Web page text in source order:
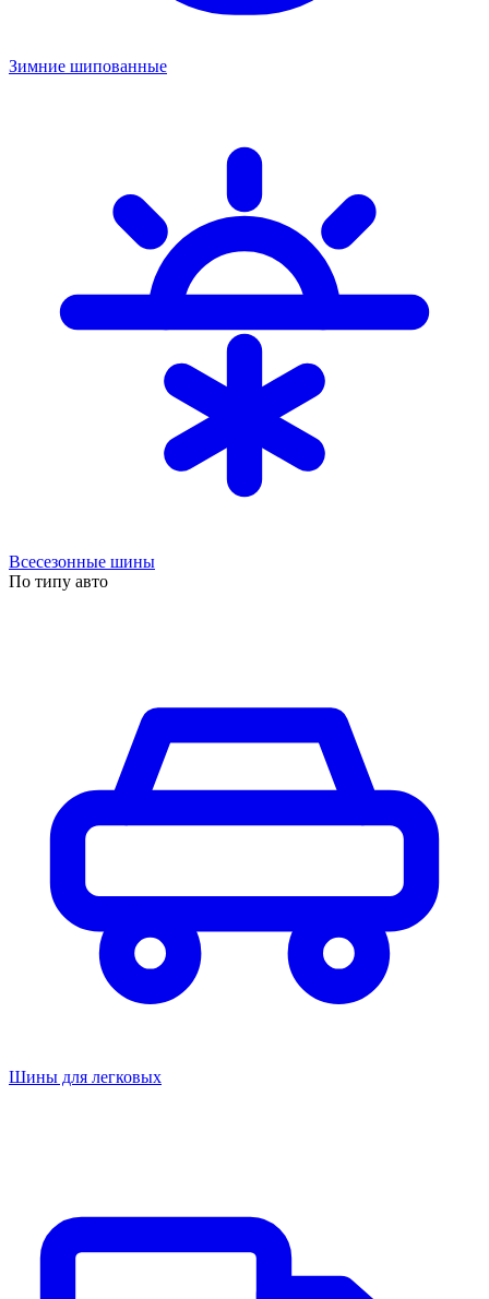
Зимние шипованные
Всесезонные шины
По типу авто
Шины для легковых